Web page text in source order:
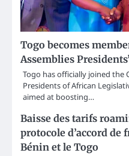
Togo becomes
Assemblies
Togo has officially joined the
Presidents of African
aimed at boosting…
Baisse des tarifs
protocole d’accord de
Bénin et le Togo